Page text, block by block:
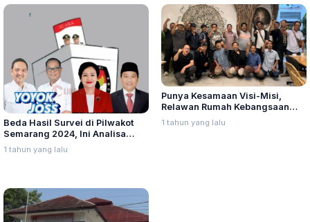
Beda Hasil Survei di Pilwakot
Semarang 2024, Ini Analisa
Pengamat C-Polsis
1 tahun yang lalu
Punya Kesamaan Visi-Misi,
Relawan Rumah Kebangsaan
Dukung Agustina-Iswar di
Pilwalkot Semarang 2024
1 tahun yang lalu